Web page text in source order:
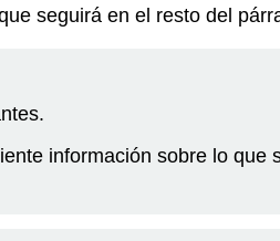
seguirá en el resto del
información sobre lo